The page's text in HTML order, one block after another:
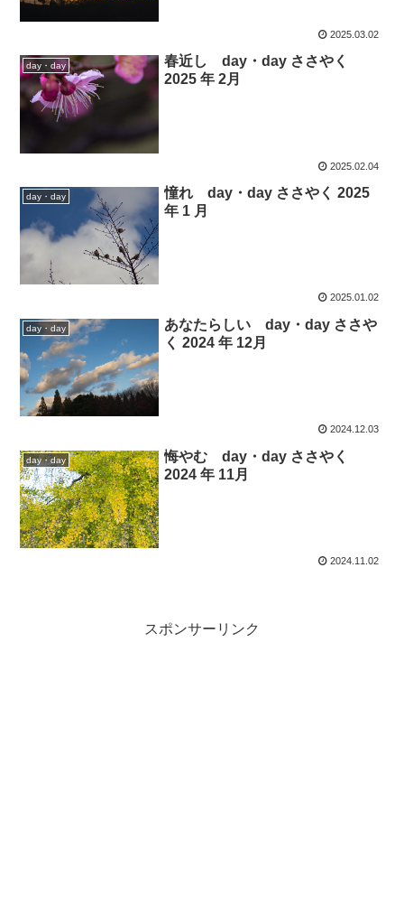
2025.03.02
day・day
春近し day・day ささやく
2025 年 2月
2025.02.04
day・day
憧れ day・day ささやく 2025
年 1 月
2025.01.02
day・day
あなたらしい day・day ささや
く 2024 年 12月
2024.12.03
day・day
悔やむ day・day ささやく
2024 年 11月
2024.11.02
スポンサーリンク